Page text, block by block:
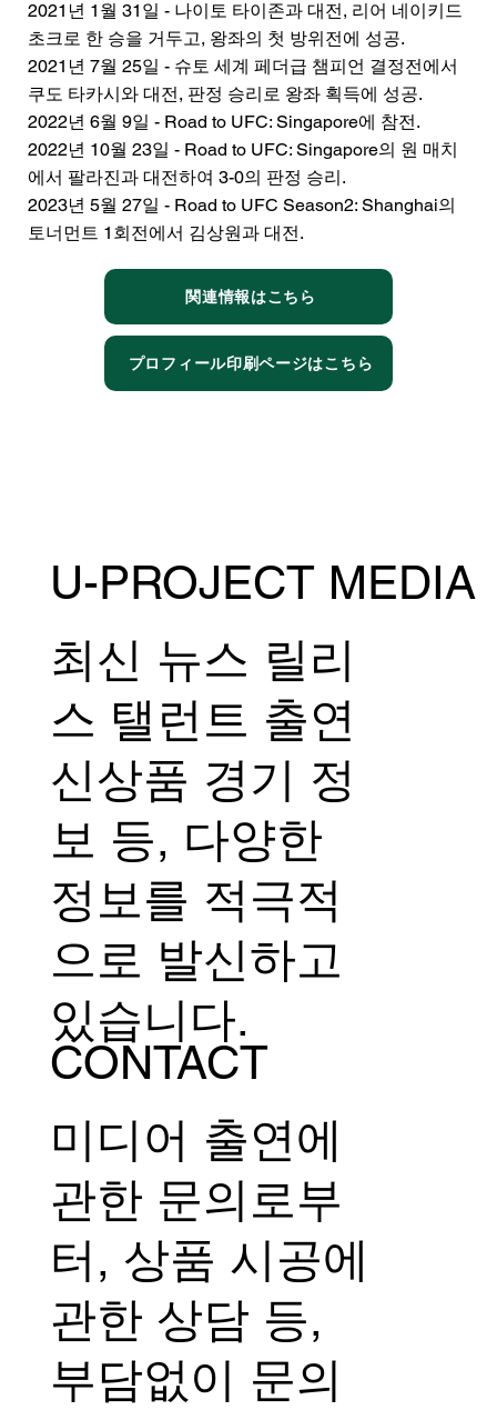
2021년 1월 31일 - 나이토 타이존과 대전, 리어 네이키드
초크로 한 승을 거두고, 왕좌의 첫 방위전에 성공.
2021년 7월 25일 - 슈토 세계 페더급 챔피언 결정전에서
쿠도 타카시와 대전, 판정 승리로 왕좌 획득에 성공.
2022년 6월 9일 - Road to UFC: Singapore에 참전.
2022년 10월 23일 - Road to UFC: Singapore의 원 매치
에서 팔라진과 대전하여 3-0의 판정 승리.
2023년 5월 27일 - Road to UFC Season2: Shanghai의
토너먼트 1회전에서 김상원과 대전.
関連情報はこちら
プロフィール印刷ページはこちら
U-PROJECT MEDIA
최신 뉴스 릴리
스 탤런트 출연
신상품 경기 정
보 등, 다양한
정보를 적극적
으로 발신하고
있습니다.
CONTACT
미디어 출연에
관한 문의로부
터, 상품 시공에
관한 상담 등,
부담없이 문의